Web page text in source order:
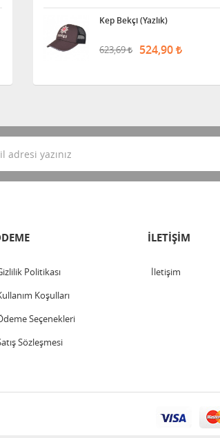
Kep Bekçi (Yazlık)
623,69 524,90
Politikası
Koşulları
Seçenekleri
Sözleşmesi
İLETİŞİM
İletişim